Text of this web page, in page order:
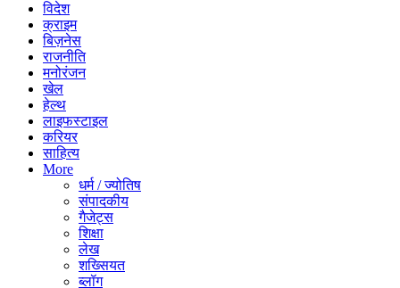
विदेश
क्राइम
बिज़नेस
राजनीति
मनोरंजन
खेल
हेल्थ
लाइफस्टाइल
करियर
साहित्य
More
धर्म / ज्योतिष
संपादकीय
गैजेट्स
शिक्षा
लेख
शख्सियत
ब्लॉग